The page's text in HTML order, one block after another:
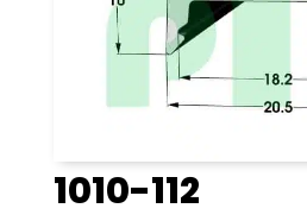
1010-112